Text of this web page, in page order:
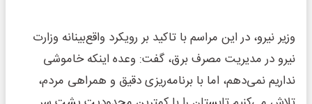
وزیر نیرو، در این مراسم با تاکید بر رویکرد واقع‌بینانه وزارت
نیرو در مدیریت مصرف برق، گفت: وعده اینکه خاموشی
نداریم نمی‌دهم، اما با برنامه‌ریزی دقیق و همراهی مردم،